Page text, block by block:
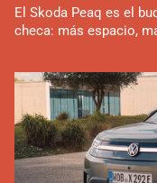
El Skoda Peaq es el
checa: más espacio,